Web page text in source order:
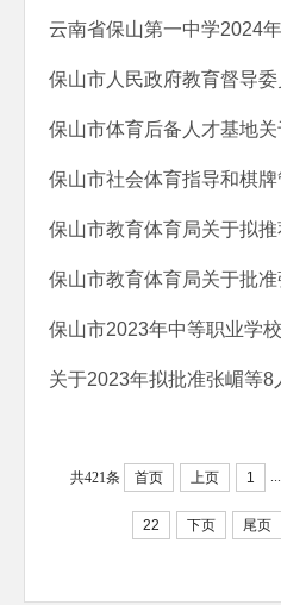
共421条 首页 上页 1 ...
22 下页 尾页